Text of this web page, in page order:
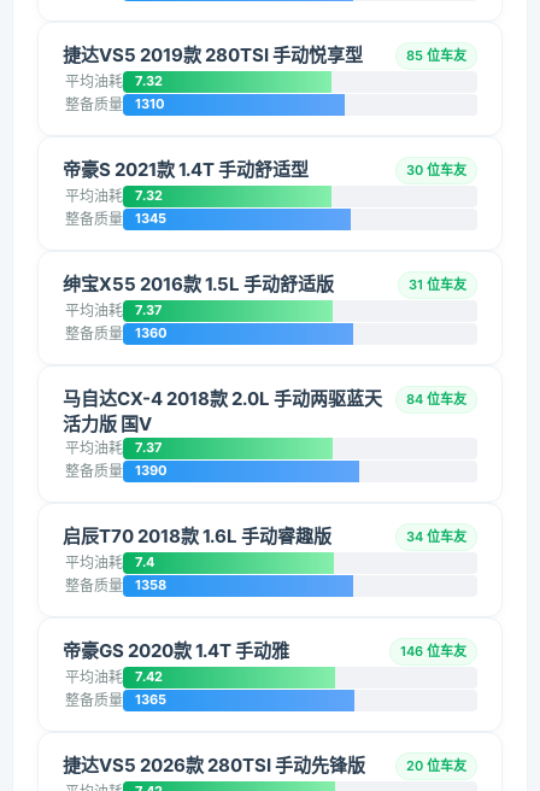
捷达VS5 2019款 280TSI 手动悦享型 85 位车友
平均油耗 7.32
整备质量 1310
帝豪S 2021款 1.4T 手动舒适型 30 位车友
平均油耗 7.32
整备质量 1345
绅宝X55 2016款 1.5L 手动舒适版 31 位车友
平均油耗 7.37
整备质量 1360
马自达CX-4 2018款 2.0L 手动两驱蓝天
活力版 国V
84 位车友
平均油耗 7.37
整备质量 1390
启辰T70 2018款 1.6L 手动睿趣版 34 位车友
平均油耗 7.4
整备质量 1358
帝豪GS 2020款 1.4T 手动雅 146 位车友
平均油耗 7.42
整备质量 1365
捷达VS5 2026款 280TSI 手动先锋版 20 位车友